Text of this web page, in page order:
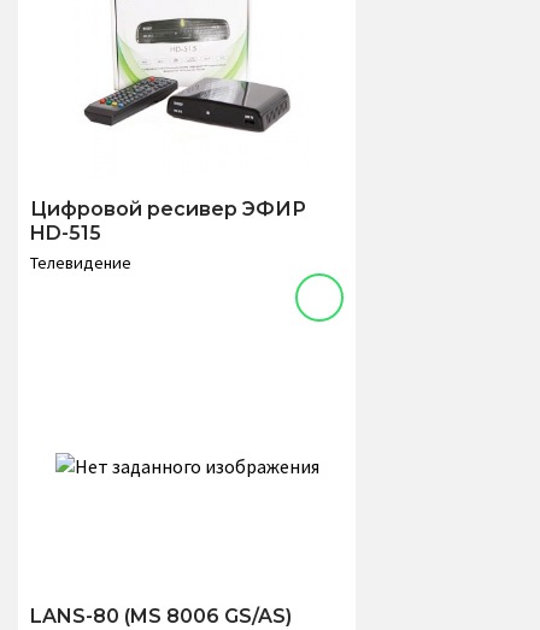
Цифровой ресивер ЭФИР
HD-515
Телевидение
LANS-80 (MS 8006 GS/AS)